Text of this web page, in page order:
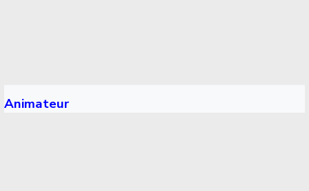
Animateur